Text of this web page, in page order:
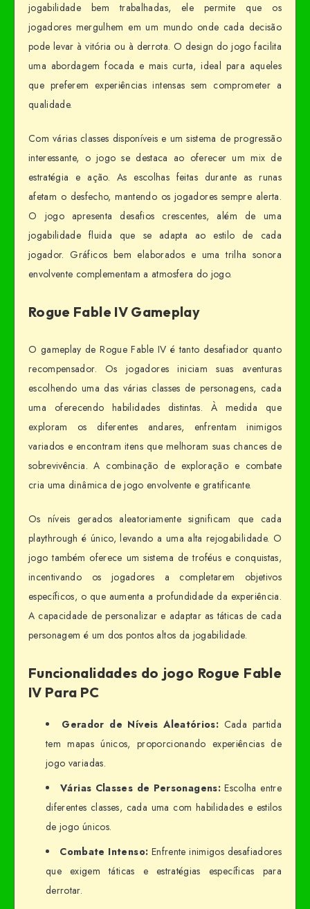
jogabilidade bem trabalhadas, ele permite que os
jogadores mergulhem em um mundo onde cada decisão
pode levar à vitória ou à derrota. O design do jogo facilita
uma abordagem focada e mais curta, ideal para aqueles
que preferem experiências intensas sem comprometer a
qualidade.
Com várias classes disponíveis e um sistema de progressão
interessante, o jogo se destaca ao oferecer um mix de
estratégia e ação. As escolhas feitas durante as runas
afetam o desfecho, mantendo os jogadores sempre alerta.
O jogo apresenta desafios crescentes, além de uma
jogabilidade fluida que se adapta ao estilo de cada
jogador. Gráficos bem elaborados e uma trilha sonora
envolvente complementam a atmosfera do jogo.
Rogue Fable IV Gameplay
O gameplay de Rogue Fable IV é tanto desafiador quanto
recompensador. Os jogadores iniciam suas aventuras
escolhendo uma das várias classes de personagens, cada
uma oferecendo habilidades distintas. À medida que
exploram os diferentes andares, enfrentam inimigos
variados e encontram itens que melhoram suas chances de
sobrevivência. A combinação de exploração e combate
cria uma dinâmica de jogo envolvente e gratificante.
Os níveis gerados aleatoriamente significam que cada
playthrough é único, levando a uma alta rejogabilidade. O
jogo também oferece um sistema de troféus e conquistas,
incentivando os jogadores a completarem objetivos
específicos, o que aumenta a profundidade da experiência.
A capacidade de personalizar e adaptar as táticas de cada
personagem é um dos pontos altos da jogabilidade.
Funcionalidades do jogo Rogue Fable
IV Para PC
Gerador de Níveis Aleatórios: Cada partida
tem mapas únicos, proporcionando experiências de
jogo variadas.
Várias Classes de Personagens:Escolha entre
diferentes classes, cada uma com habilidades e estilos
de jogo únicos.
Combate Intenso: Enfrente inimigos desafiadores
que exigem táticas e estratégias específicas para
derrotar.